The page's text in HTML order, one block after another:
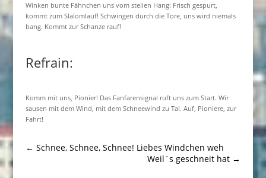
Winken bunte Fähnchen uns vom steilen Hang: Frisch gespurt,
kommt zum Slalomlauf! Schwingen durch die Tore, uns wird niemals
bang. Kommt zur Schanze rauf!
Refrain:
Komm mit uns, Pionier! Das Fanfarensignal ruft uns zum Start. Wir
sausen mit dem Wind, mit dem Schneewind zu Tal. Auf, Pioniere, zur
Fahrt!
← Schnee, Schnee, Schnee! Liebes Windchen weh
Weil´s geschneit hat →